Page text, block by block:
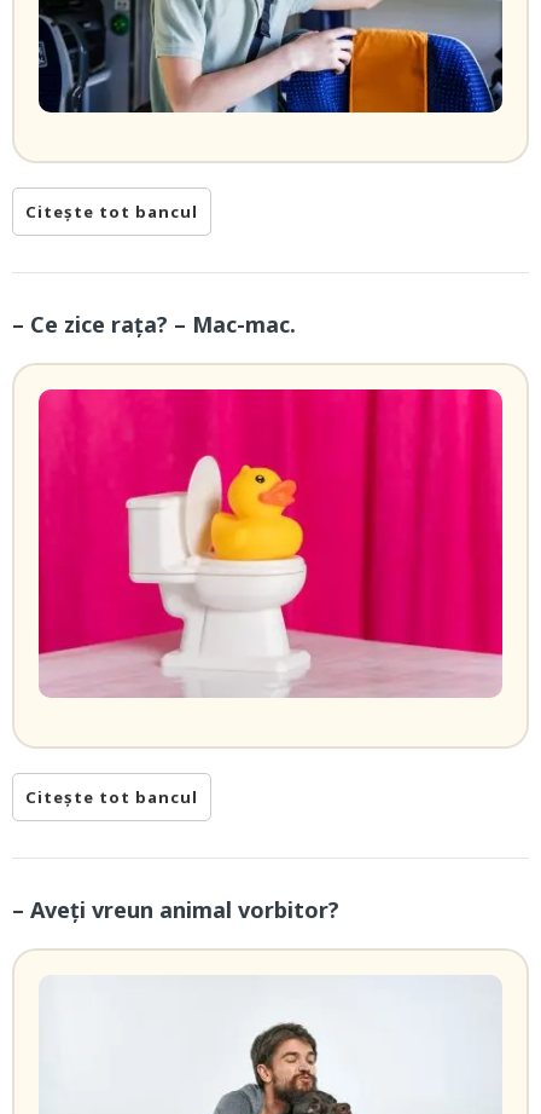
Citește tot bancul
– Ce zice rața? – Mac-mac.
Citește tot bancul
– Aveți vreun animal vorbitor?